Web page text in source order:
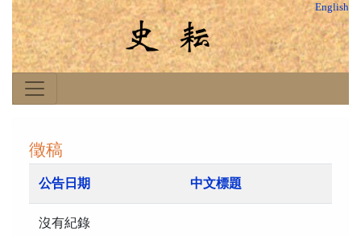
English
徵稿
公告日期 中文標題
沒有紀錄